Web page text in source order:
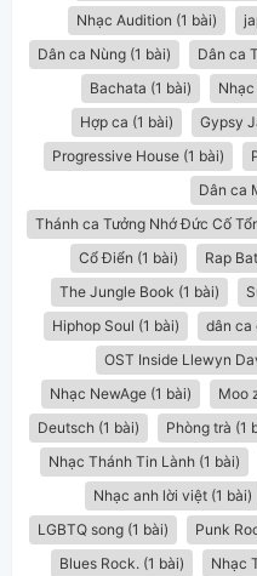
Nhạc Audition (1 bài)
Dân ca Nùng (1 bài)
Dân ca
Bachata (1 bài)
Nhạc
Hợp ca (1 bài)
Gypsy
Progressive House (1 bài)
Dân ca
Thánh ca Tưởng Nhớ Đức Cố
Cổ Điển (1 bài)
Rap
The Jungle Book (1 bài)
Hiphop Soul (1 bài)
dân ca
OST Inside Llewyn
Nhạc NewAge (1 bài)
Moo
Deutsch (1 bài)
Phòng trà (1
Nhạc Thánh Tin Lành (1 bài)
Nhạc anh lời việt (1 bài)
LGBTQ song (1 bài)
Punk
Blues Rock. (1 bài)
Nhạc